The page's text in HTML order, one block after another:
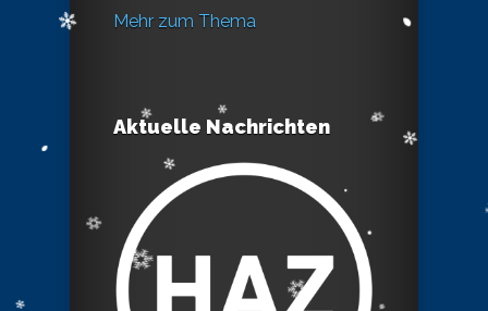
Mehr zum Thema
Aktuelle Nachrichten